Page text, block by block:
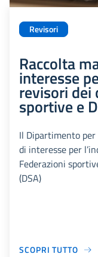
Revisori
Raccolta
interesse
revisori dei
sportive e
Il Dipartimento
di interesse per
Federazioni
(DSA)
SCOPRI TUTTO